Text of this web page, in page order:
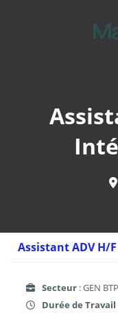
Assistant ADV H/
Secteur : GEN
Durée de Travail